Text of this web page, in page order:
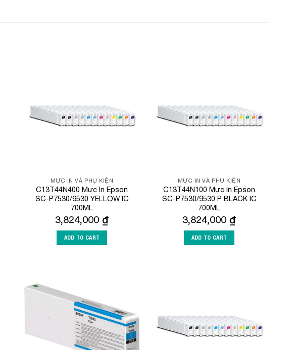
MỰC IN VÀ PHỤ KIỆN
C13T44N400 Mực In Epson
SC-P7530/9530 YELLOW IC
700ML
3,824,000 ₫
ADD TO CART
MỰC IN VÀ PHỤ KIỆN
C13T44N100 Mực In Epson
SC-P7530/9530 P BLACK IC
700ML
3,824,000 ₫
ADD TO CART